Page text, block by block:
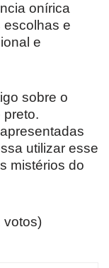
onírica
escolhas e
e
sobre o
preto.
utilizar esse
mistérios do
votos)